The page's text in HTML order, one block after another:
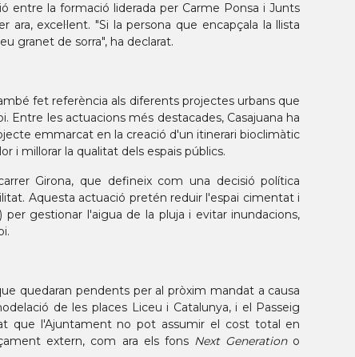
entre la formació liderada per Carme Ponsa i Junts
ara, excel·lent. "Si la persona que encapçala la llista
granet de sorra", ha declarat.
fet referència als diferents projectes urbans que
les actuacions més destacades, Casajuana ha
emmarcat en la creació d'un itinerari bioclimàtic
i millorar la qualitat dels espais públics.
Girona, que defineix com una decisió política
Aquesta actuació pretén reduir l'espai cimentat i
gestionar l'aigua de la pluja i evitar inundacions,
quedaran pendents per al pròxim mandat a causa
de les places Liceu i Catalunya, i el Passeig
que l'Ajuntament no pot assumir el cost total en
extern, com ara els fons Next Generationo